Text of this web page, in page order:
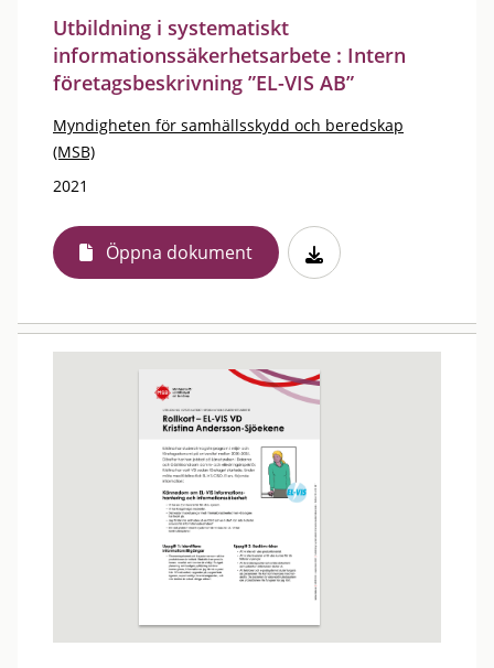
Utbildning i systematiskt
informationssäkerhetsarbete : Intern
företagsbeskrivning ”EL-VIS AB”
Myndigheten för samhällsskydd och beredskap
(MSB)
2021
Öppna dokument